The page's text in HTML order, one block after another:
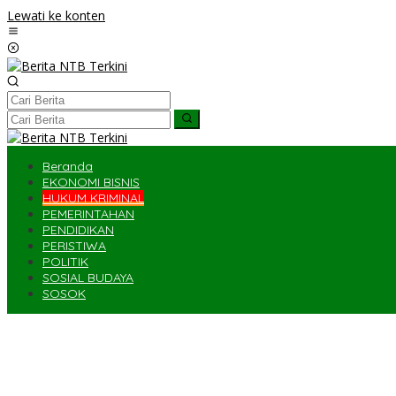
Lewati ke konten
Beranda
EKONOMI BISNIS
HUKUM KRIMINAL
PEMERINTAHAN
PENDIDIKAN
PERISTIWA
POLITIK
SOSIAL BUDAYA
SOSOK